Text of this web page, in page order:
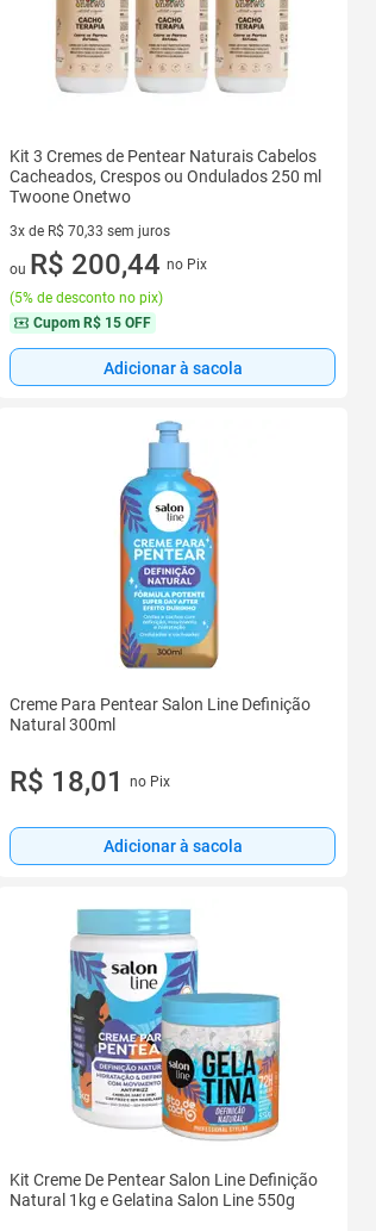
Kit 3 Cremes de Pentear Naturais Cabelos
Cacheados, Crespos ou Ondulados 250 ml
Twoone Onetwo
3x de R$ 70,33 sem juros
3 vez de R$ 70,33 sem juros
ou R$ 200,44 no Pix
(5% de desconto no pix)
Cupom R$ 15 OFF
Adicionar à sacola
Creme Para Pentear Salon Line Definição
Natural 300ml
R$ 18,01 no Pix
Adicionar à sacola
Kit Creme De Pentear Salon Line Definição
Natural 1kg e Gelatina Salon Line 550g